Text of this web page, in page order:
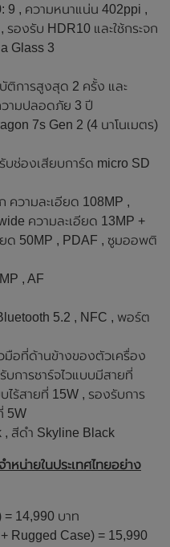
9 , ความหนาแน่น 402ppi ,
องรับ HDR10 และใช้กระจก
Glass 3
ติการสูงสุด 2 ครั้ง และ
ามปลอดภัย 3 ปี
7s Gen 2 (4 นาโนเมตร)
บช่องเสียบการ์ด micro SD
วามละเอียด 108MP ,
ความละเอียด 13MP +
ด 50MP , PDAF , ซูมออพติ
, AF
5.2 , NFC , พอร์ต
มือที่ด้านข้างของตัวเครื่อง
บการชาร์จไวแบบมีสายที่
ไร้สายที่ 15W , รองรับการ
5W
สีดำ Skyline Black
หน่ายในประเทศไทยอย่าง
= 14,990 บาท
Rugged Case) = 15,990